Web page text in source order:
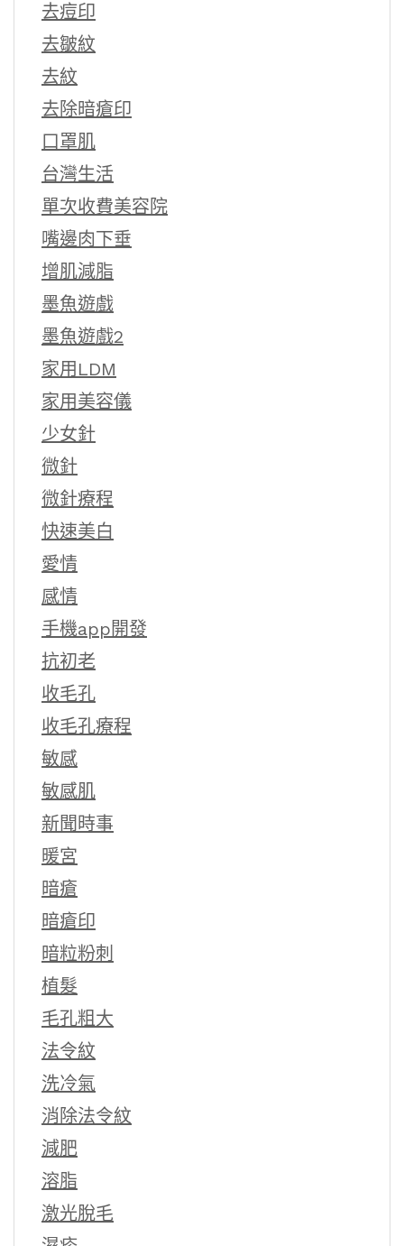
去痘印
去皺紋
去紋
去除暗瘡印
口罩肌
台灣生活
單次收費美容院
嘴邊肉下垂
增肌減脂
墨魚遊戲
墨魚遊戲2
家用LDM
家用美容儀
少女針
微針
微針療程
快速美白
愛情
感情
手機app開發
抗初老
收毛孔
收毛孔療程
敏感
敏感肌
新聞時事
暖宮
暗瘡
暗瘡印
暗粒粉刺
植髮
毛孔粗大
法令紋
洗冷氣
消除法令紋
減肥
溶脂
激光脫毛